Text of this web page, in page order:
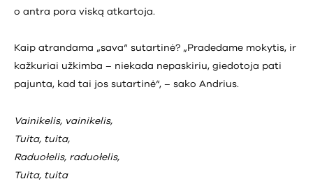
o antra pora viską atkartoja.
Kaip atrandama „sava“ sutartinė? „Pradedame mokytis, ir
kažkuriai užkimba – niekada nepaskiriu, giedotoja pati
pajunta, kad tai jos sutartinė“, – sako Andrius.
Vainikelis, vainikelis,
Tuita, tuita,
Raduołelis, raduołelis,
Tuita, tuita